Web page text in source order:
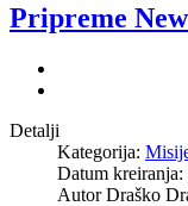
Pripreme
Detalji
Kategorija:
Datum kreiranja:
AutorDraško